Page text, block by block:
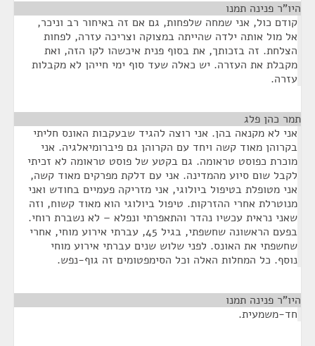
היו"ר פנינה תמנו
קודם כול, אני שמחה שלפחות, גם אם זה באיחור רב וניכר,
אל מול אותה ילדה שהייתה במצוקה וצריכה עזרה, לפחות
הצלחת. זה בזכותך, את בסוף פנית איכשהו לקו הזה, ואת
מקבלת את העזרה. יש כאלה שעד סוף ימי חייהן לא מקבלות
עזרה.
תמר כהן פלג
אני לא מקנאה בהן. אני רוצה להגיד שבעקבות האונס חליתי
בקרוהן מאוד קשה ויחד עם הקרוהן גם פיברומיאלגיה. אני
מוכרת כפוסט טראומה. גם בקטע של פוסט טראומה לא זכיתי
לקבל שום סיוע מהמדינה. אני עם דלקת מפרקים מאוד קשה,
אני מטופלת בטיפול ביולוגי, אני מזריקה פעמיים בחודש ואני
מנוטרלת אחרי ההזרקות. טיפול ביולוגי הוא מאוד קשוח, וזה
שאני נראית עכשיו נהדר והתאפרתי ונפלא – לא נשברת רוחי.
בפעם הראשונה שחשפתי, בגיל 45, עברתי אירוע מוחי, אחרי
שחשפתי את האונס. לפני שלוש שנים עברתי אירוע מוחי
נוסף. כל המחלות האלה וכל הסימפטומים זה גוף-נפש.
היו"ר פנינה תמנו
חד-משמעית.